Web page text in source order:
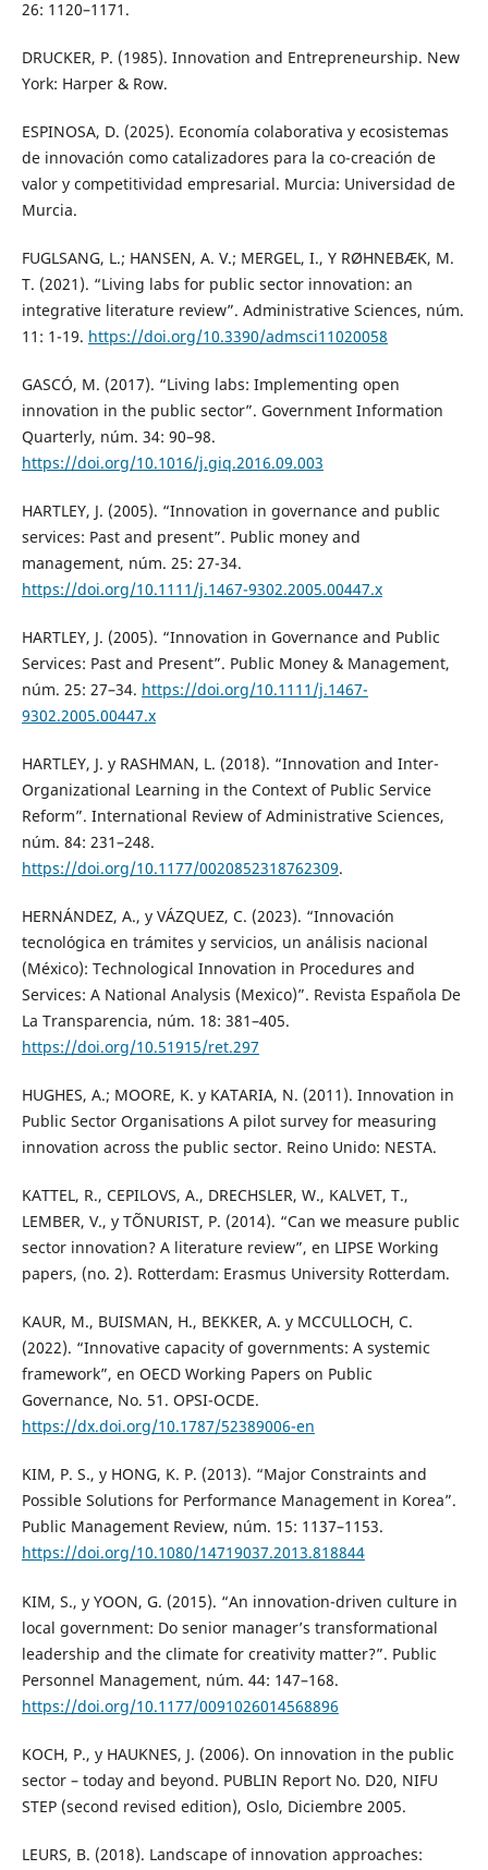
26: 1120–1171.
DRUCKER, P. (1985). Innovation and Entrepreneurship. New
York: Harper & Row.
ESPINOSA, D. (2025). Economía colaborativa y ecosistemas
de innovación como catalizadores para la co-creación de
valor y competitividad empresarial. Murcia: Universidad de
Murcia.
FUGLSANG, L.; HANSEN, A. V.; MERGEL, I., Y RØHNEBÆK, M.
T. (2021). “Living labs for public sector innovation: an
integrative literature review”. Administrative Sciences, núm.
11: 1-19. https://doi.org/10.3390/admsci11020058
GASCÓ, M. (2017). “Living labs: Implementing open
innovation in the public sector”. Government Information
Quarterly, núm. 34: 90–98.
https://doi.org/10.1016/j.giq.2016.09.003
HARTLEY, J. (2005). “Innovation in governance and public
services: Past and present”. Public money and
management, núm. 25: 27-34.
https://doi.org/10.1111/j.1467-9302.2005.00447.x
HARTLEY, J. (2005). “Innovation in Governance and Public
Services: Past and Present”. Public Money & Management,
núm. 25: 27–34. https://doi.org/10.1111/j.1467-
9302.2005.00447.x
HARTLEY, J. y RASHMAN, L. (2018). “Innovation and Inter-
Organizational Learning in the Context of Public Service
Reform”. International Review of Administrative Sciences,
núm. 84: 231–248.
https://doi.org/10.1177/0020852318762309.
HERNÁNDEZ, A., y VÁZQUEZ, C. (2023). “Innovación
tecnológica en trámites y servicios, un análisis nacional
(México): Technological Innovation in Procedures and
Services: A National Analysis (Mexico)”. Revista Española De
La Transparencia, núm. 18: 381–405.
https://doi.org/10.51915/ret.297
HUGHES, A.; MOORE, K. y KATARIA, N. (2011). Innovation in
Public Sector Organisations A pilot survey for measuring
innovation across the public sector. Reino Unido: NESTA.
KATTEL, R., CEPILOVS, A., DRECHSLER, W., KALVET, T.,
LEMBER, V., y TÕNURIST, P. (2014). “Can we measure public
sector innovation? A literature review”, en LIPSE Working
papers, (no. 2). Rotterdam: Erasmus University Rotterdam.
KAUR, M., BUISMAN, H., BEKKER, A. y MCCULLOCH, C.
(2022). “Innovative capacity of governments: A systemic
framework”, en OECD Working Papers on Public
Governance, No. 51. OPSI-OCDE.
https://dx.doi.org/10.1787/52389006-en
KIM, P. S., y HONG, K. P. (2013). “Major Constraints and
Possible Solutions for Performance Management in Korea”.
Public Management Review, núm. 15: 1137–1153.
https://doi.org/10.1080/14719037.2013.818844
KIM, S., y YOON, G. (2015). “An innovation-driven culture in
local government: Do senior manager’s transformational
leadership and the climate for creativity matter?”. Public
Personnel Management, núm. 44: 147–168.
https://doi.org/10.1177/0091026014568896
KOCH, P., y HAUKNES, J. (2006). On innovation in the public
sector – today and beyond. PUBLIN Report No. D20, NIFU
STEP (second revised edition), Oslo, Diciembre 2005.
LEURS, B. (2018). Landscape of innovation approaches: